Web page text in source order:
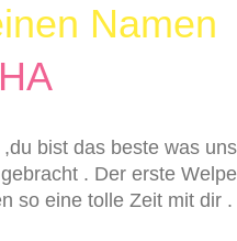
Namen
bist das beste was
. Der erste
so eine tolle Zeit mit dir